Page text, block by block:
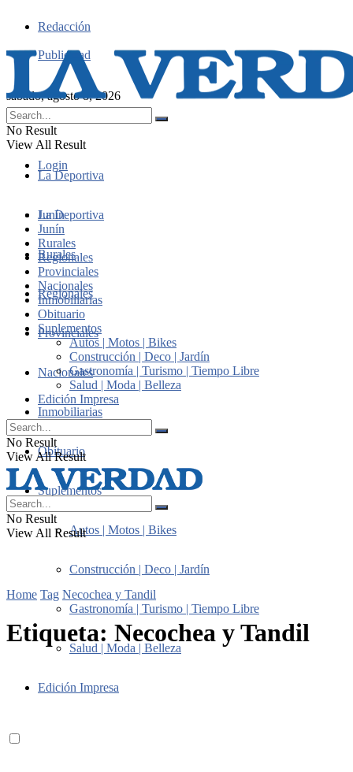
Redacción
Publicidad
sábado, agosto 8, 2026
Login
No Result
View All Result
La Deportiva
Junín
Rurales
Regionales
Provinciales
Nacionales
Inmobiliarias
Obituario
Suplementos
Autos | Motos | Bikes
Construcción | Deco | Jardín
Gastronomía | Turismo | Tiempo Libre
Salud | Moda | Belleza
Edición Impresa
La Deportiva
Junín
Rurales
Regionales
Provinciales
Nacionales
Inmobiliarias
Obituario
Suplementos
Autos | Motos | Bikes
Construcción | Deco | Jardín
Gastronomía | Turismo | Tiempo Libre
Salud | Moda | Belleza
Edición Impresa
No Result
View All Result
No Result
View All Result
Home Tag Necochea y Tandil
Etiqueta: Necochea y Tandil